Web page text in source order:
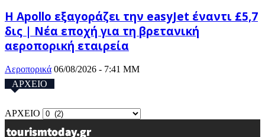
Η Apollo εξαγοράζει την easyJet έναντι £5,7
δις | Νέα εποχή για τη βρετανική
αεροπορική εταιρεία
Αεροπορικά 06/08/2026 - 7:41 ΜΜ
ΑΡΧΕΙΟ
ΑΡΧΕΙΟ